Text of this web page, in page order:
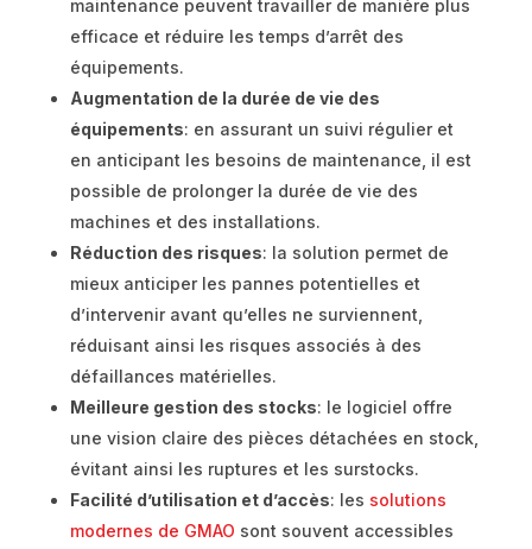
maintenance peuvent travailler de manière plus
efficace et réduire les temps d’arrêt des
équipements.
Augmentation de la durée de vie des
équipements: en assurant un suivi régulier et
en anticipant les besoins de maintenance, il est
possible de prolonger la durée de vie des
machines et des installations.
Réduction des risques: la solution permet de
mieux anticiper les pannes potentielles et
d’intervenir avant qu’elles ne surviennent,
réduisant ainsi les risques associés à des
défaillances matérielles.
Meilleure gestion des stocks: le logiciel offre
une vision claire des pièces détachées en stock,
évitant ainsi les ruptures et les surstocks.
Facilité d’utilisation et d’accès: les solutions
modernes de GMAO sont souvent accessibles